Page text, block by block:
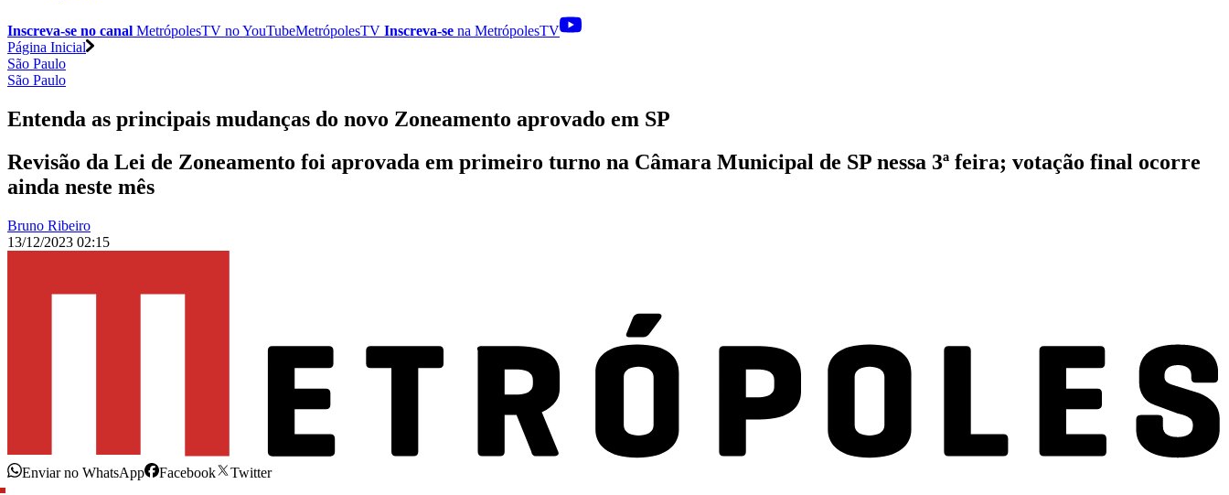
Inscreva-se no canal MetrópolesTV noYouTubeMetrópolesTV Inscreva-se na MetrópolesTV
Página Inicial
São Paulo
São Paulo
Entenda as principais mudanças do novo Zoneamento aprovado em SP
Revisão da Lei de Zoneamento foi aprovada em primeiro turno na Câmara Municipal de SP nessa 3ª feira; votação final ocorre
ainda neste mês
Bruno Ribeiro
13/12/2023 02:15
Enviar no WhatsApp Facebook
Twitter